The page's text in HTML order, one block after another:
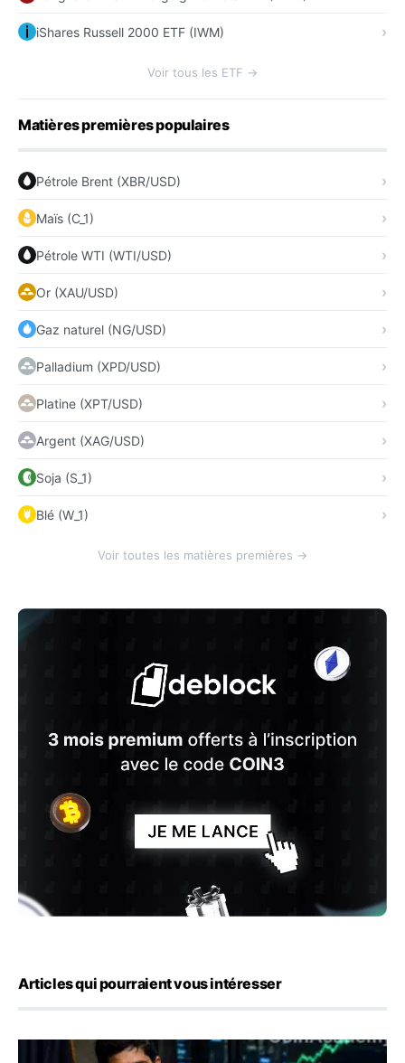
iShares Russell 2000 ETF (IWM)
Voir tous les ETF →
Matières premières populaires
Pétrole Brent (XBR/USD)
Maïs (C_1)
Pétrole WTI (WTI/USD)
Or (XAU/USD)
Gaz naturel (NG/USD)
Palladium (XPD/USD)
Platine (XPT/USD)
Argent (XAG/USD)
Soja (S_1)
Blé (W_1)
Voir toutes les matières premières →
Articles qui pourraient vous intéresser
Emploi américain : 23 000 postes détruits en juillet, les